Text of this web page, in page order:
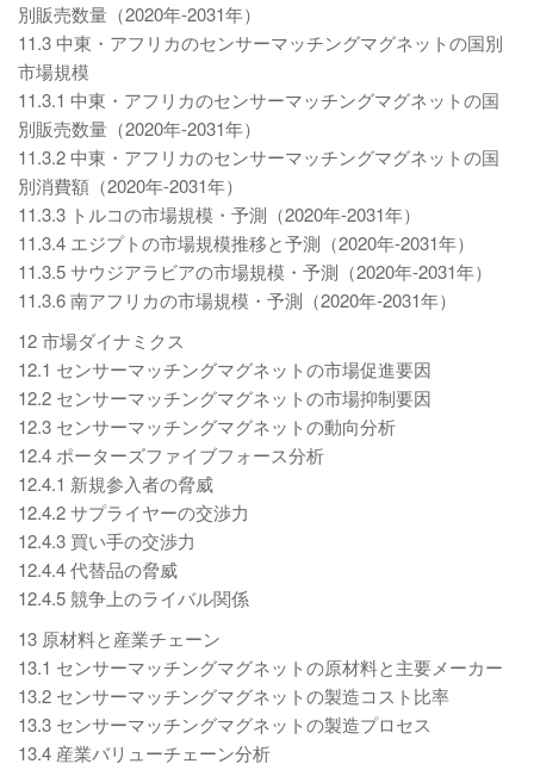
別販売数量（2020年-2031年）
11.3 中東・アフリカのセンサーマッチングマグネットの国別
市場規模
11.3.1 中東・アフリカのセンサーマッチングマグネットの国
別販売数量（2020年-2031年）
11.3.2 中東・アフリカのセンサーマッチングマグネットの国
別消費額（2020年-2031年）
11.3.3 トルコの市場規模・予測（2020年-2031年）
11.3.4 エジプトの市場規模推移と予測（2020年-2031年）
11.3.5 サウジアラビアの市場規模・予測（2020年-2031年）
11.3.6 南アフリカの市場規模・予測（2020年-2031年）
12 市場ダイナミクス
12.1 センサーマッチングマグネットの市場促進要因
12.2 センサーマッチングマグネットの市場抑制要因
12.3 センサーマッチングマグネットの動向分析
12.4 ポーターズファイブフォース分析
12.4.1 新規参入者の脅威
12.4.2 サプライヤーの交渉力
12.4.3 買い手の交渉力
12.4.4 代替品の脅威
12.4.5 競争上のライバル関係
13 原材料と産業チェーン
13.1 センサーマッチングマグネットの原材料と主要メーカー
13.2 センサーマッチングマグネットの製造コスト比率
13.3 センサーマッチングマグネットの製造プロセス
13.4 産業バリューチェーン分析